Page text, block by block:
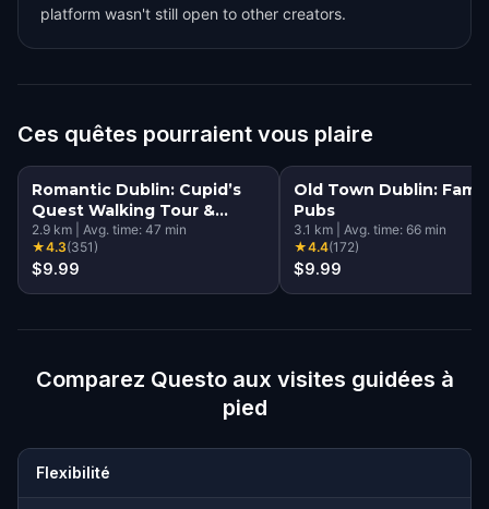
platform wasn't still open to other creators.
Ces quêtes pourraient vous plaire
Romantic Dublin: Cupid’s
Quest Walking Tour &
Escape Game
2.9 km Avg. time: 47 min
★4.3(351)
$9.99
Old Town Dublin:
Pubs
3.1 km Avg. time: 66 min
★4.4(172)
$9.99
Comparez Questo aux visites guidées à
pied
Flexibilité